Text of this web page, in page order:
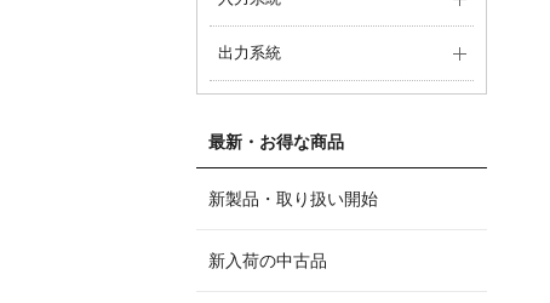
出力系統
最新・お得な商品
新製品・取り扱い開始
新入荷の中古品